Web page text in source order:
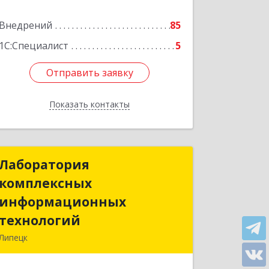
Внедрений
85
1С:Специалист
5
Отправить заявку
Показать контакты
Отправить заявку
Назад
комплексных
информационных
технологий
комплексных
информационных